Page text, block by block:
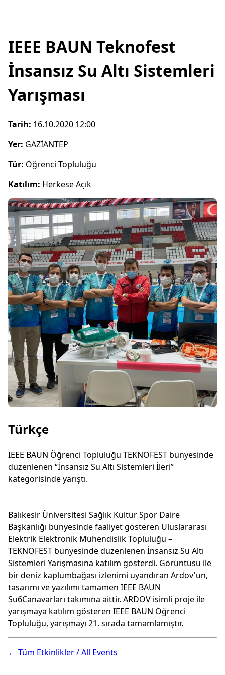
IEEE BAUN Teknofest
İnsansız Su Altı Sistemleri
Yarışması
Tarih: 16.10.2020 12:00
Yer: GAZİANTEP
Tür: Öğrenci Topluluğu
Katılım: Herkese Açık
Türkçe
IEEE BAUN Öğrenci Topluluğu TEKNOFEST bünyesinde
düzenlenen “İnsansız Su Altı Sistemleri İleri”
kategorisinde yarıştı.
Balıkesir Üniversitesi Sağlık Kültür Spor Daire
Başkanlığı bünyesinde faaliyet gösteren Uluslararası
Elektrik Elektronik Mühendislik Topluluğu –
TEKNOFEST bünyesinde düzenlenen İnsansız Su Altı
Sistemleri Yarışmasına katılım gösterdi. Görüntüsü ile
bir deniz kaplumbağası izlenimi uyandıran Ardov'un,
tasarımı ve yazılımı tamamen IEEE BAUN
Su6Canavarları takımına aittir. ARDOV isimli proje ile
yarışmaya katılım gösteren IEEE BAUN Öğrenci
Topluluğu, yarışmayı 21. sırada tamamlamıştır.
← Tüm Etkinlikler / All Events